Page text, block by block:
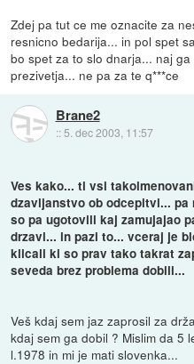
Zdej pa tut ce me oznacite za
resnicno bedarija... in pol spet
bo spet za to slo dnarja... naj
prezivetja... ne pa za te q***ce
Brane2
:: 5. dec 2003, 11:57
Ves kako... ti vsi
dzavljanstvo ob odcepitvi...
so pa ugotovili kaj zamujajao
drzavi... in pazi to... vceraj je
klicali ki so prav tako takrat
seveda brez problema dobili...
Veš kdaj sem jaz zaprosil za
kdaj sem ga dobil ? Mislim da 5
l.1978 in mi je mati slovenka...